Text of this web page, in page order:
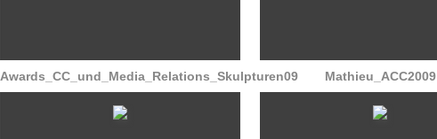
Awards_CC_und_Media_Relations_Skulpturen09 Mathieu_ACC2009